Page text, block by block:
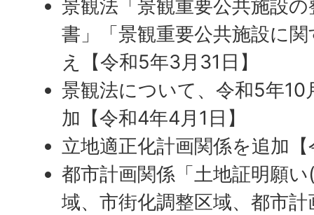
景観法「景観重要公共施設
書」「景観重要公共施設に
え【令和5年3月31日】
景観法について、令和5年10
加【令和4年4月1日】
立地適正化計画関係を追加
都市計画関係「土地証明願
域、市街化調整区域、都市